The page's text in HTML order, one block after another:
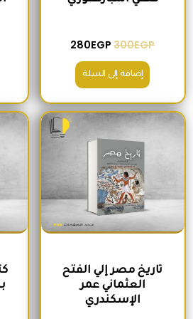
300EGP
280EGP
إضافة إلى السلة
تاريخ مصر إلي الفتح
العثماني عمر
الإسكندري
السعر الأصلي هو: 420EGP.السعر الحالي هو: 380EGP.